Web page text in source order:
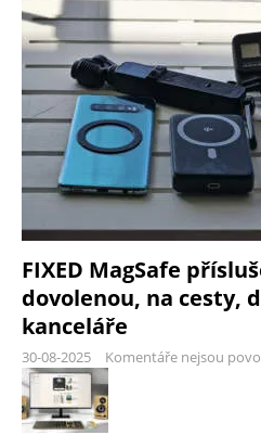
FIXED MagSafe
dovolenou, na cesty,
kanceláře
30-08-2025 Komentáře nejsou